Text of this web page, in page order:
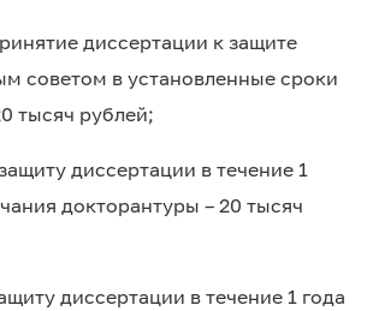
диссертации к защите
советом в установленные сроки
тысяч рублей;
диссертации в течение 1
докторантуры – 20 тысяч
диссертации в течение 1 года